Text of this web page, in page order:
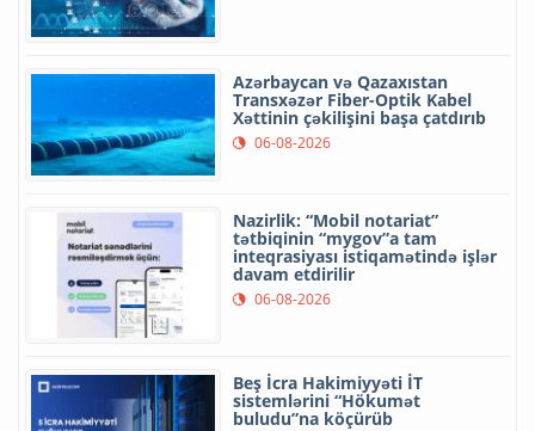
Azərbaycan və Qazaxıstan
Transxəzər Fiber-Optik Kabel
Xəttinin çəkilişini başa çatdırıb
06-08-2026
Nazirlik: “Mobil notariat”
tətbiqinin “mygov”a tam
inteqrasiyası istiqamətində işlər
davam etdirilir
06-08-2026
Beş İcra Hakimiyyəti İT
sistemlərini “Hökumət
buludu”na köçürüb